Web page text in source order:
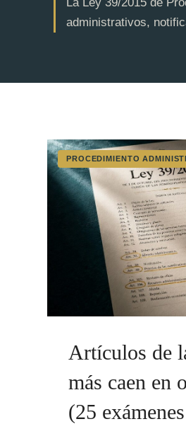
administrativos,
PROCEDIMIENTO
Artículos de
más caen en
(25